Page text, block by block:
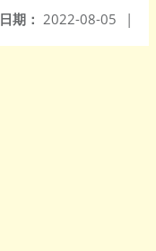
期： 2022-08-05 |